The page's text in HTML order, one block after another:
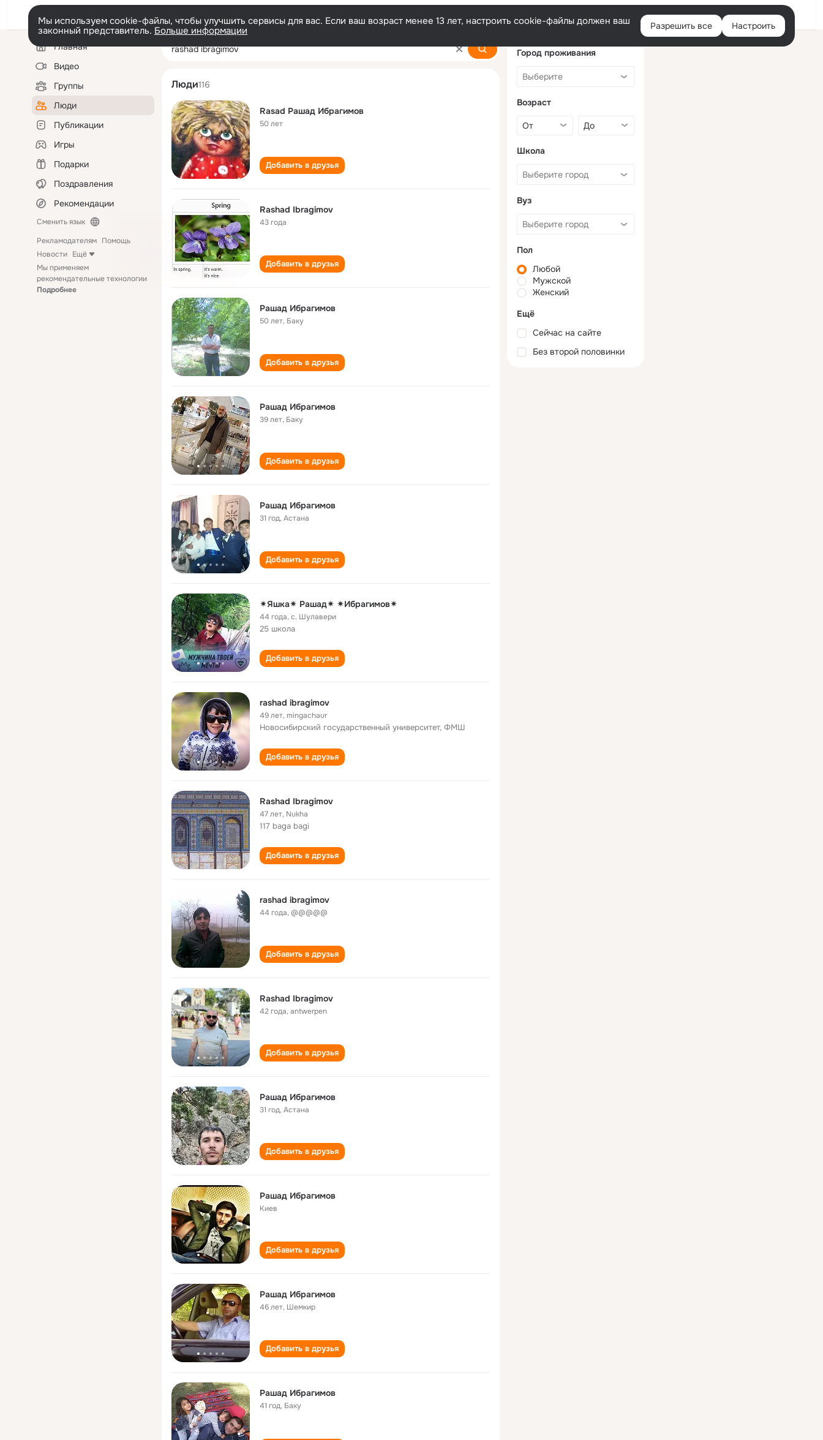
Войти
Мы используем cookie-файлы, чтобы улучшить сервисы для вас. Если ваш возраст менее 13 лет, настроить cookie-файлы должен ваш
законный представитель. Больше информации Разрешить все Настроить
Левая
колонкаГлавная
Видео
Группы
Люди
Публикации
Игры
Подарки
Поздравления
Рекомендации
Сменить язык
Рекламодателям Помощь
Новости Ещё
Мы применяем
рекомендательные технологии
Подробнее
rashad ibragimov
Люди116
Rasad Рашад Ибрагимов
50 лет
Добавить в друзья
Rashad Ibragimov
43 года
Добавить в друзья
Рашад Ибрагимов
50 лет, Баку
Добавить в друзья
Рашад Ибрагимов
39 лет, Баку
Добавить в друзья
Рашад Ибрагимов
31 год,Астана
Добавить в друзья
✴Яшка✴ Рашад✴ ✴Ибрагимов✴
44 года,с. Шулавери
25 школа
Добавить в друзья
rashad ibragimov
49 лет,mingachaur
Новосибирский государственный университет, ФМШ
Добавить в друзья
Rashad Ibragimov
47 лет, Nukha
117 baga bagi
Добавить в друзья
rashad ibragimov
44 года, @@@@@
Добавить в друзья
Rashad Ibragimov
42 года,antwerpen
Добавить в друзья
Рашад Ибрагимов
31 год,Астана
Добавить в друзья
Рашад Ибрагимов
Киев
Добавить в друзья
Рашад Ибрагимов
46 лет, Шемкир
Добавить в друзья
Рашад Ибрагимов
41 год, Баку
Город проживания
Возраст
Школа
Вуз
Пол
Любой
Мужской
Женский
Ещё
Сейчас на сайте
Без второй половинки